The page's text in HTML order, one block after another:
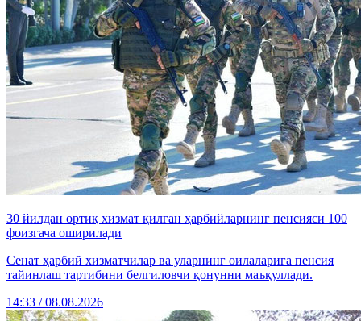
30 йилдан ортиқ хизмат қилган ҳарбийларнинг пенсияси 100
фоизгача оширилади
Сенат ҳарбий хизматчилар ва уларнинг оилаларига пенсия
тайинлаш тартибини белгиловчи қонунни маъқуллади.
14:33 / 08.08.2026